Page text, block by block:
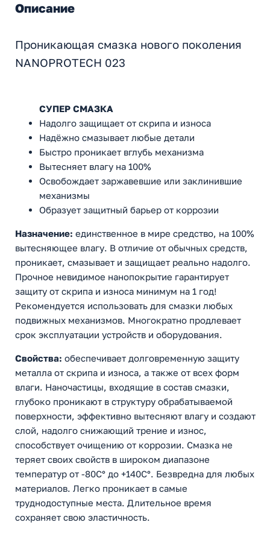
Описание
Проникающая смазка нового поколения
NANOPROTECH 023
СУПЕР СМАЗКА
Надолго защищает от скрипа и износа
Надёжно смазывает любые детали
Быстро проникает вглубь механизма
Вытесняет влагу на 100%
Освобождает заржавевшие или заклинившие
механизмы
Образует защитный барьер от коррозии
Назначение: единственное в мире средство, на 100%
вытесняющее влагу. В отличие от обычных средств,
проникает, смазывает и защищает реально надолго.
Прочное невидимое нанопокрытие гарантирует
защиту от скрипа и износа минимум на 1 год!
Рекомендуется использовать для смазки любых
подвижных механизмов. Многократно продлевает
срок эксплуатации устройств и оборудования.
Свойства: обеспечивает долговременную защиту
металла от скрипа и износа, а также от всех форм
влаги. Наночастицы, входящие в состав смазки,
глубоко проникают в структуру обрабатываемой
поверхности, эффективно вытесняют влагу и создают
слой, надолго снижающий трение и износ,
способствует очищению от коррозии. Смазка не
теряет своих свойств в широком диапазоне
температур от -80С° до +140С°. Безвредна для любых
материалов. Легко проникает в самые
труднодоступные места. Длительное время
сохраняет свою эластичность.